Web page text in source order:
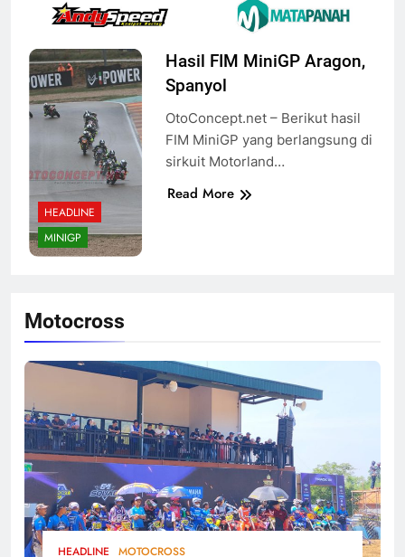
Motocross
HEADLINE MOTOCROSS
HEADLINE
MINIGP
Hasil FIM MiniGP Aragon,
Spanyol
OtoConcept.net – Berikut hasil
FIM MiniGP yang berlangsung di
sirkuit Motorland…
Read More